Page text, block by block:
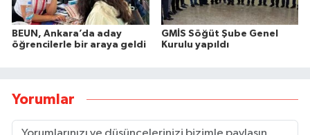
BEUN, Ankara’da aday
öğrencilerle bir araya geldi
GMİS Söğüt Şube Genel
Kurulu yapıldı
Yorumlar